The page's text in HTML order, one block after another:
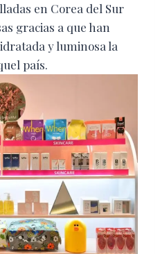
en Corea del Sur
gracias a que han
y luminosa la
país.